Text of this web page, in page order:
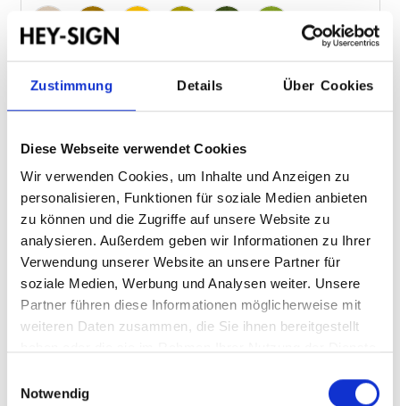
Zustimmung Details Über Cookies
Diese Webseite verwendet Cookies
Wir verwenden Cookies, um Inhalte und Anzeigen zu
personalisieren, Funktionen für soziale Medien anbieten
zu können und die Zugriffe auf unsere Website zu
analysieren. Außerdem geben wir Informationen zu Ihrer
Verwendung unserer Website an unsere Partner für
soziale Medien, Werbung und Analysen weiter. Unsere
Partner führen diese Informationen möglicherweise mit
weiteren Daten zusammen, die Sie ihnen bereitgestellt
Notwendig
Macadamia 86
Mustard 96 Maigrün 30
Zusammenfassung
Hinweis zum Widerruf
Produkt individuell konfigurierbar und daher vom
Widerruf ausgeschlossen.
Preise inkl. MwSt. zzgl. Versandkosten